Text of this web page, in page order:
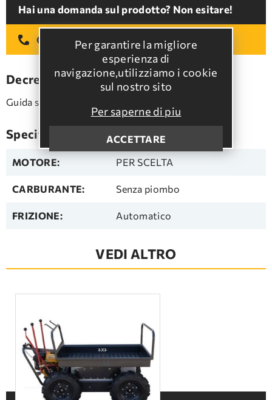
Per garantire la migliore
esperienza di
navigazione,utilizziamo i cookie
sul nostro sito
Per saperne di piu
ACCETTARE
Hai una domanda sul prodotto? Non esitare!
Chiamaci al 2810 380 912
Decrezione
Guida su tutte e 6 le ruote. Gira a 360°.
Specifiche
MOTORE: PER SCELTA
CARBURANTE: Senza piombo
FRIZIONE: Automatico
VEDI ALTRO